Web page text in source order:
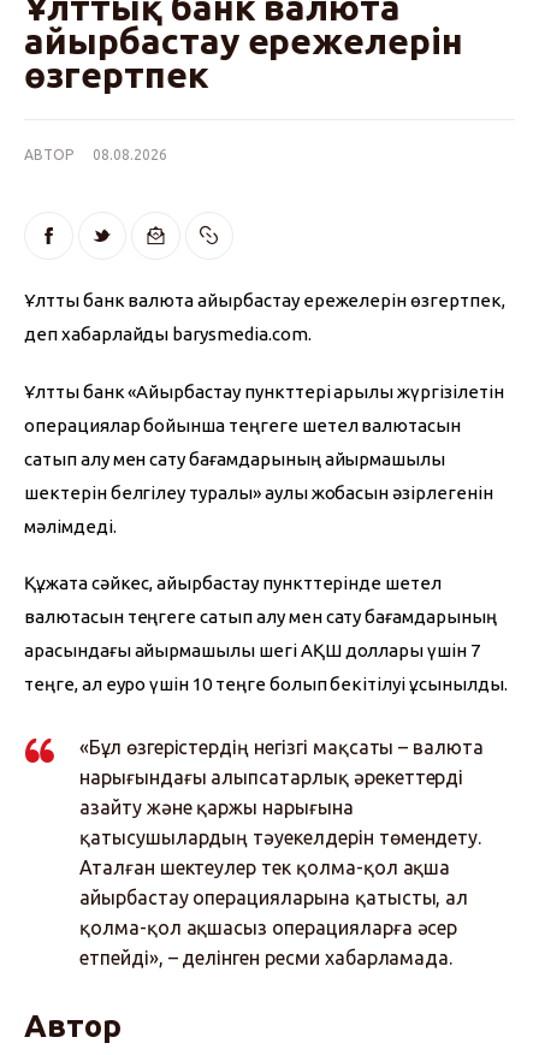
айырбастау ережелерін
өзгертпек
АВТОР 08.08.2026
Ұлттық банк валюта айырбастау ережелерін өзгертпек,
деп хабарлайды barysmedia.com.
Ұлттық банк «Айырбастау пункттері арқылы жүргізілетін
операциялар бойынша теңгеге шетел валютасын
сатып алу мен сату бағамдарының айырмашылық
шектерін белгілеу туралы» қаулы жобасын әзірлегенін
мәлімдеді.
Құжатқа сәйкес, айырбастау пункттерінде шетел
валютасын теңгеге сатып алу мен сату бағамдарының
арасындағы айырмашылық шегі АҚШ доллары үшін 7
теңге, ал еуро үшін 10 теңге болып бекітілуі ұсынылды.
«Бұл өзгерістердің негізгі мақсаты – валюта
нарығындағы алыпсатарлық әрекеттерді
азайту және қаржы нарығына
қатысушылардың тәуекелдерін төмендету.
Аталған шектеулер тек қолма-қол ақша
айырбастау операцияларына қатысты, ал
қолма-қол ақшасыз операцияларға әсер
етпейді», – делінген ресми хабарламада.
Автор